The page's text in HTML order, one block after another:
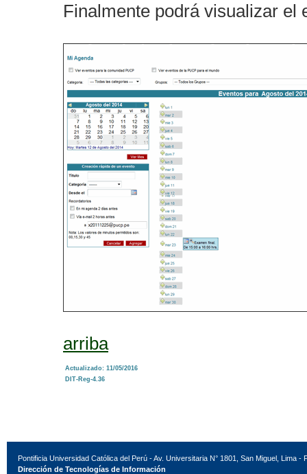
Finalmente podrá visualizar el
arriba
Actualizado: 11/05/2016
DIT-Reg-4.36
Pontificia Universidad Católica del Perú - Av. Universitaria N° 1801, San Miguel, Lima -
Dirección de Tecnologías de Información